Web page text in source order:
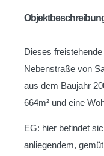
Dieses
Nebenstraße von
aus dem Baujahr
664m² und eine
EG: hier befindet
anliegendem,